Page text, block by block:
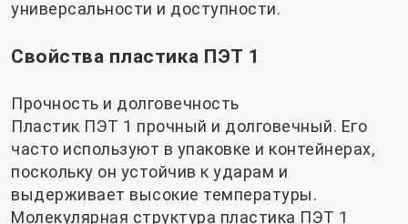
универсальности и доступности.
Свойства пластика ПЭТ 1
Прочность и долговечность
Пластик ПЭТ 1 прочный и долговечный. Его
часто используют в упаковке и контейнерах,
поскольку он устойчив к ударам и
выдерживает высокие температуры.
Молекулярная структура пластика ПЭТ 1